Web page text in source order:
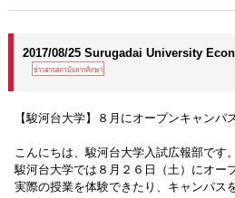
2017/08/25 Surugadai University
【駿河台大学】８月にオープンキャンパ
こんにちは、駿河台大学入試広報部です。
駿河台大学では８月２６日（土）にオー
実際の授業を体験できたり、キャンパス